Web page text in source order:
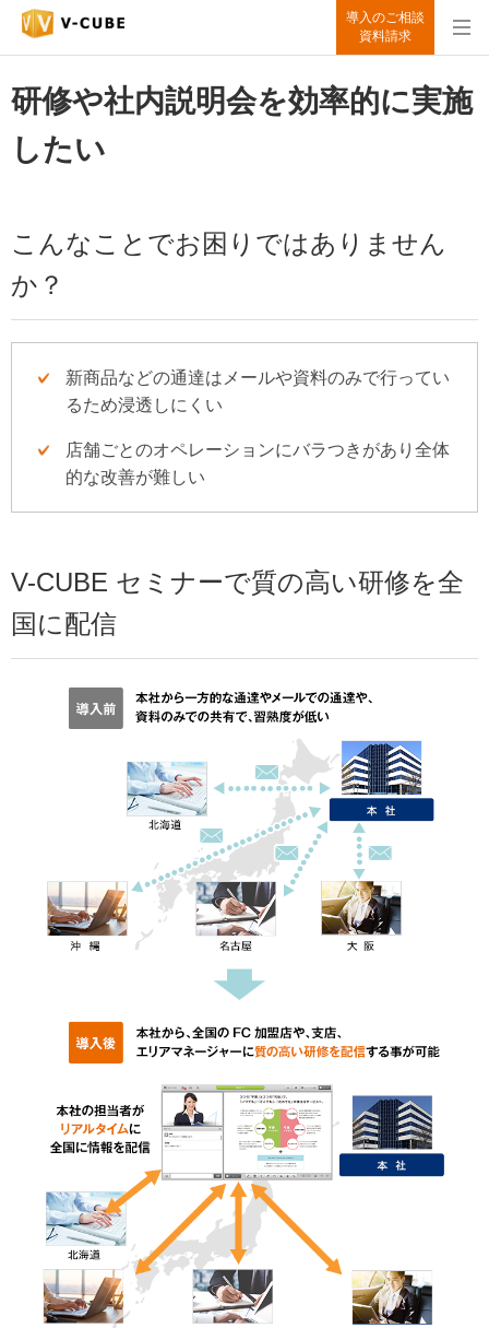
導入のご相談
資料請求
研修や社内説明会を効率的に実施
したい
こんなことでお困りではありません
か？
新商品などの通達はメールや資料のみで行ってい
るため浸透しにくい
店舗ごとのオペレーションにバラつきがあり全体
的な改善が難しい
V-CUBE セミナーで質の高い研修を全
国に配信